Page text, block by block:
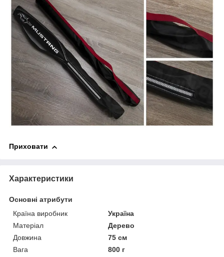
Приховати
Характеристики
Основні атрибути
Країна виробник
Україна
Матеріал
Дерево
Довжина
75 см
Вага
800 г